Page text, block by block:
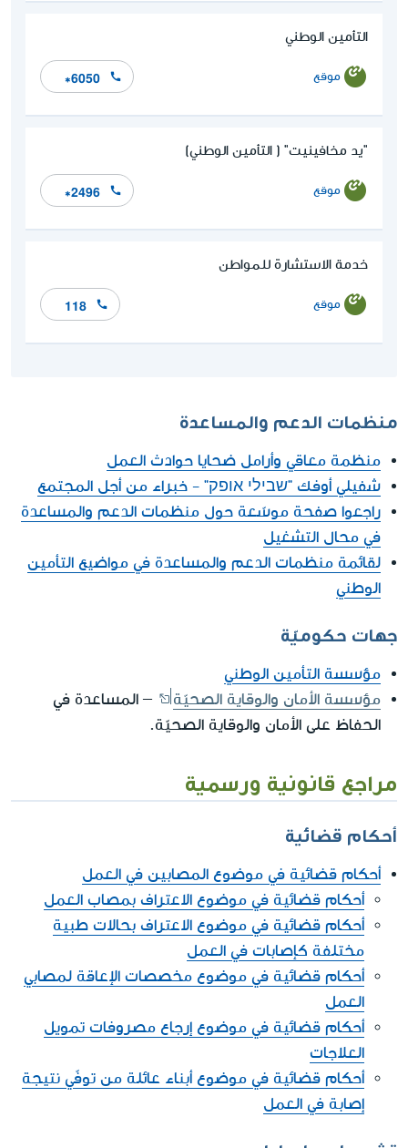
التأمين الوطني
موقع *6050
"يد مخافينيت" ( التأمين الوطني)
موقع *2496
خدمة الاستشارة للمواطن
موقع 118
منظمات الدعم والمساعدة
منظمة معاقي وأرامل ضحايا حوادث العمل
شفيلي أوفك "שבילי אופק" - خبراء من أجل المجتمع
راجعوا صفحة موسّعة حول منظمات الدعم والمساعدة
في محال التشغيل
لقائمة منظمات الدعم والمساعدة في مواضيع التأمين
الوطني
جهات حكوميّة
مؤسسة التأمين الوطني
مؤسسة الأمان والوقاية الصحيّة
– المساعدة في
الحفاظ على الأمان والوقاية الصحيّة.
مراجع قانونية ورسمية
أحكام قضائية
أحكام قضائية في موضوع المصابين في العمل
أحكام قضائية في موضوع الاعتراف بمصاب العمل
أحكام قضائية في موضوع الاعتراف بحالات طبية
مختلفة كإصابات في العمل
أحكام قضائية في موضوع مخصصات الإعاقة لمصابي
العمل
أحكام قضائية في موضوع إرجاع مصروفات تمويل
العلاجات
أحكام قضائية في موضوع أبناء عائلة من توفّي نتيجة
إصابة في العمل